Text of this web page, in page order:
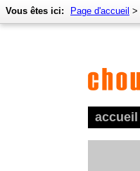
accueil
Vous êtes ici: Page d'accueil >